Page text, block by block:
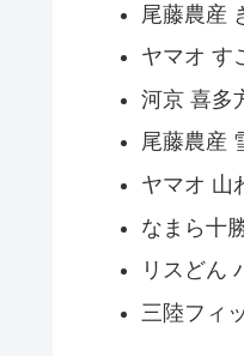
尾藤農産
ヤマオ す
河京 喜多
尾藤農産
ヤマオ 山
なまら十
リスどん
三陸フィ